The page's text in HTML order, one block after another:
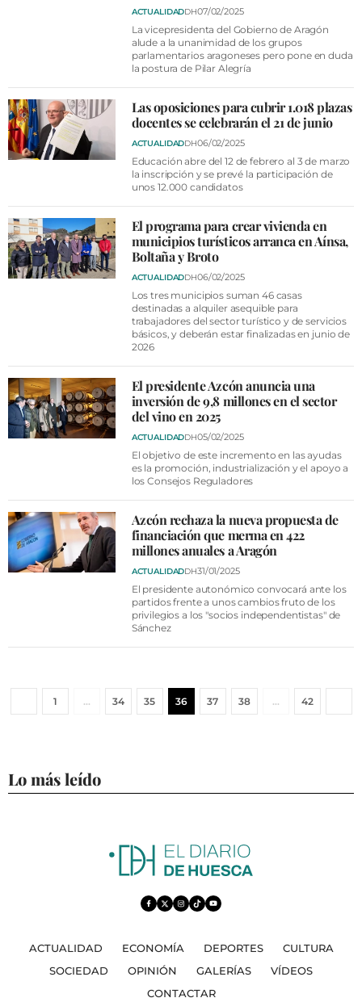
ACTUALIDADDH07/02/2025
La vicepresidenta del Gobierno de Aragón
alude a la unanimidad de los grupos
parlamentarios aragoneses pero pone en duda
la postura de Pilar Alegría
Las oposiciones para cubrir 1.018 plazas
docentes se celebrarán el 21 de junio
ACTUALIDADDH06/02/2025
Educación abre del 12 de febrero al 3 de marzo
la inscripción y se prevé la participación de
unos 12.000 candidatos
El programa para crear vivienda en
municipios turísticos arranca en Aínsa,
Boltaña y Broto
ACTUALIDADDH06/02/2025
Los tres municipios suman 46 casas
destinadas a alquiler asequible para
trabajadores del sector turístico y de servicios
básicos, y deberán estar finalizadas en junio de
2026
El presidente Azcón anuncia una
inversión de 9,8 millones en el sector
del vino en 2025
ACTUALIDADDH05/02/2025
El objetivo de este incremento en las ayudas
es la promoción, industrialización y el apoyo a
los Consejos Reguladores
Azcón rechaza la nueva propuesta de
financiación que merma en 422
millones anuales a Aragón
ACTUALIDADDH31/01/2025
El presidente autonómico convocará ante los
partidos frente a unos cambios fruto de los
privilegios a los "socios independentistas" de
Sánchez
1 … 34 35 36 37 38 … 42
Lo más leído
ACTUALIDAD ECONOMÍA DEPORTES
CULTURA
SOCIEDAD
OPINIÓN GALERÍAS
VÍDEOS
CONTACTAR